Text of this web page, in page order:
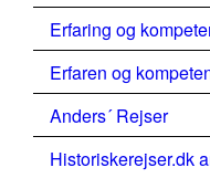
Erfaring og
Erfaren og
Anders´ Rejser
Historiskerejser.dk